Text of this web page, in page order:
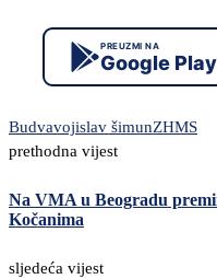
PREUZMI NA
Google Play
Budvavojislav šimunZHMS
prethodna vijest
Na VMA u Beogradu
Kočanima
sljedeća vijest